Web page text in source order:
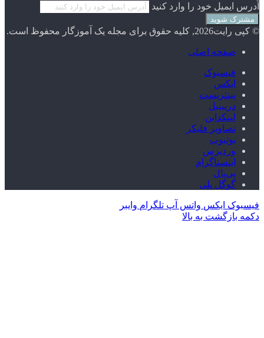
آدرس ایمیل خود را وارد کنید
© کپی رایت2026, کلیه حقوق برای مجله یک آموزگار محفوظ است.
صفحه اصلی
فیسبوک
ایکس
پینتریست
دریبببل
لینکداین
تصاویر فلیکر
یوتیوب
وردپرس
اینستاگرام
پی‌پال
گوگل پلی
فیسبوک ایکس واتس آپ تلگرام وایبر
دکمه بازگشت به بالا